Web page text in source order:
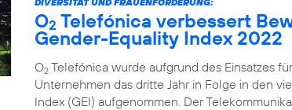
O2 Telefónica verbessert
Gender-Equality Index 2022
O2 Telefónica wurde aufgrund des Einsatzes
Unternehmen das dritte Jahr in Folge in den
Index (GEI) aufgenommen. Der